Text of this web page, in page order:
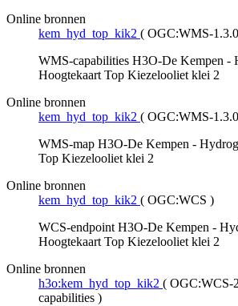
Online bronnen
kem_hyd_top_kik2 ( OGC:WMS-
WMS-capabilities H3O-De Kempen -
Hoogtekaart Top Kiezelooliet klei 2
Online bronnen
kem_hyd_top_kik2 ( OGC:WMS-
WMS-map H3O-De Kempen -
Top Kiezelooliet klei 2
Online bronnen
kem_hyd_top_kik2 ( OGC:WCS )
WCS-endpoint H3O-De Kempen -
Hoogtekaart Top Kiezelooliet klei 2
Online bronnen
h3o:kem_hyd_top_kik2 ( OGC:WCS-
capabilities )